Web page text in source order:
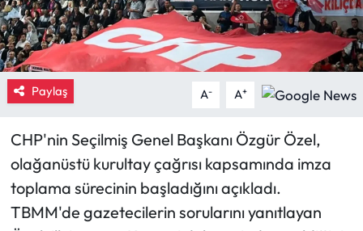
Paylaş A- A+
CHP'nin Seçilmiş Genel Başkanı Özgür Özel,
olağanüstü kurultay çağrısı kapsamında imza
toplama sürecinin başladığını açıkladı.
TBMM'de gazetecilerin sorularını yanıtlayan
Güncel
İskilip Haberleri
Kimdir?
Kültür Sanat